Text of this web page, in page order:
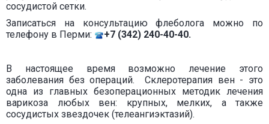
сосудистой сетки.
Записаться на консультацию флеболога можно по
телефону в Перми:
+7 (342) 240-40-40.
В настоящее время возможно лечение этого
заболевания без операций. Склеротерапия вен - это
одна из главных безоперационных методик лечения
варикоза любых вен: крупных, мелких, а также
сосудистых звездочек (телеангиэктазий).